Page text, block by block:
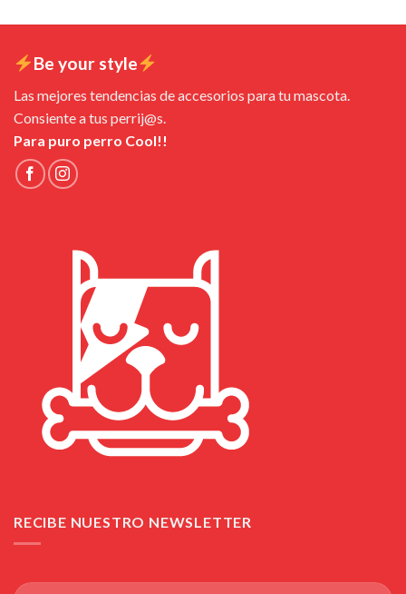
Be your style
Las mejores tendencias de accesorios para tu mascota.
Consiente a tus perrij@s.
Para puro perro Cool!!
RECIBE NUESTRO NEWSLETTER